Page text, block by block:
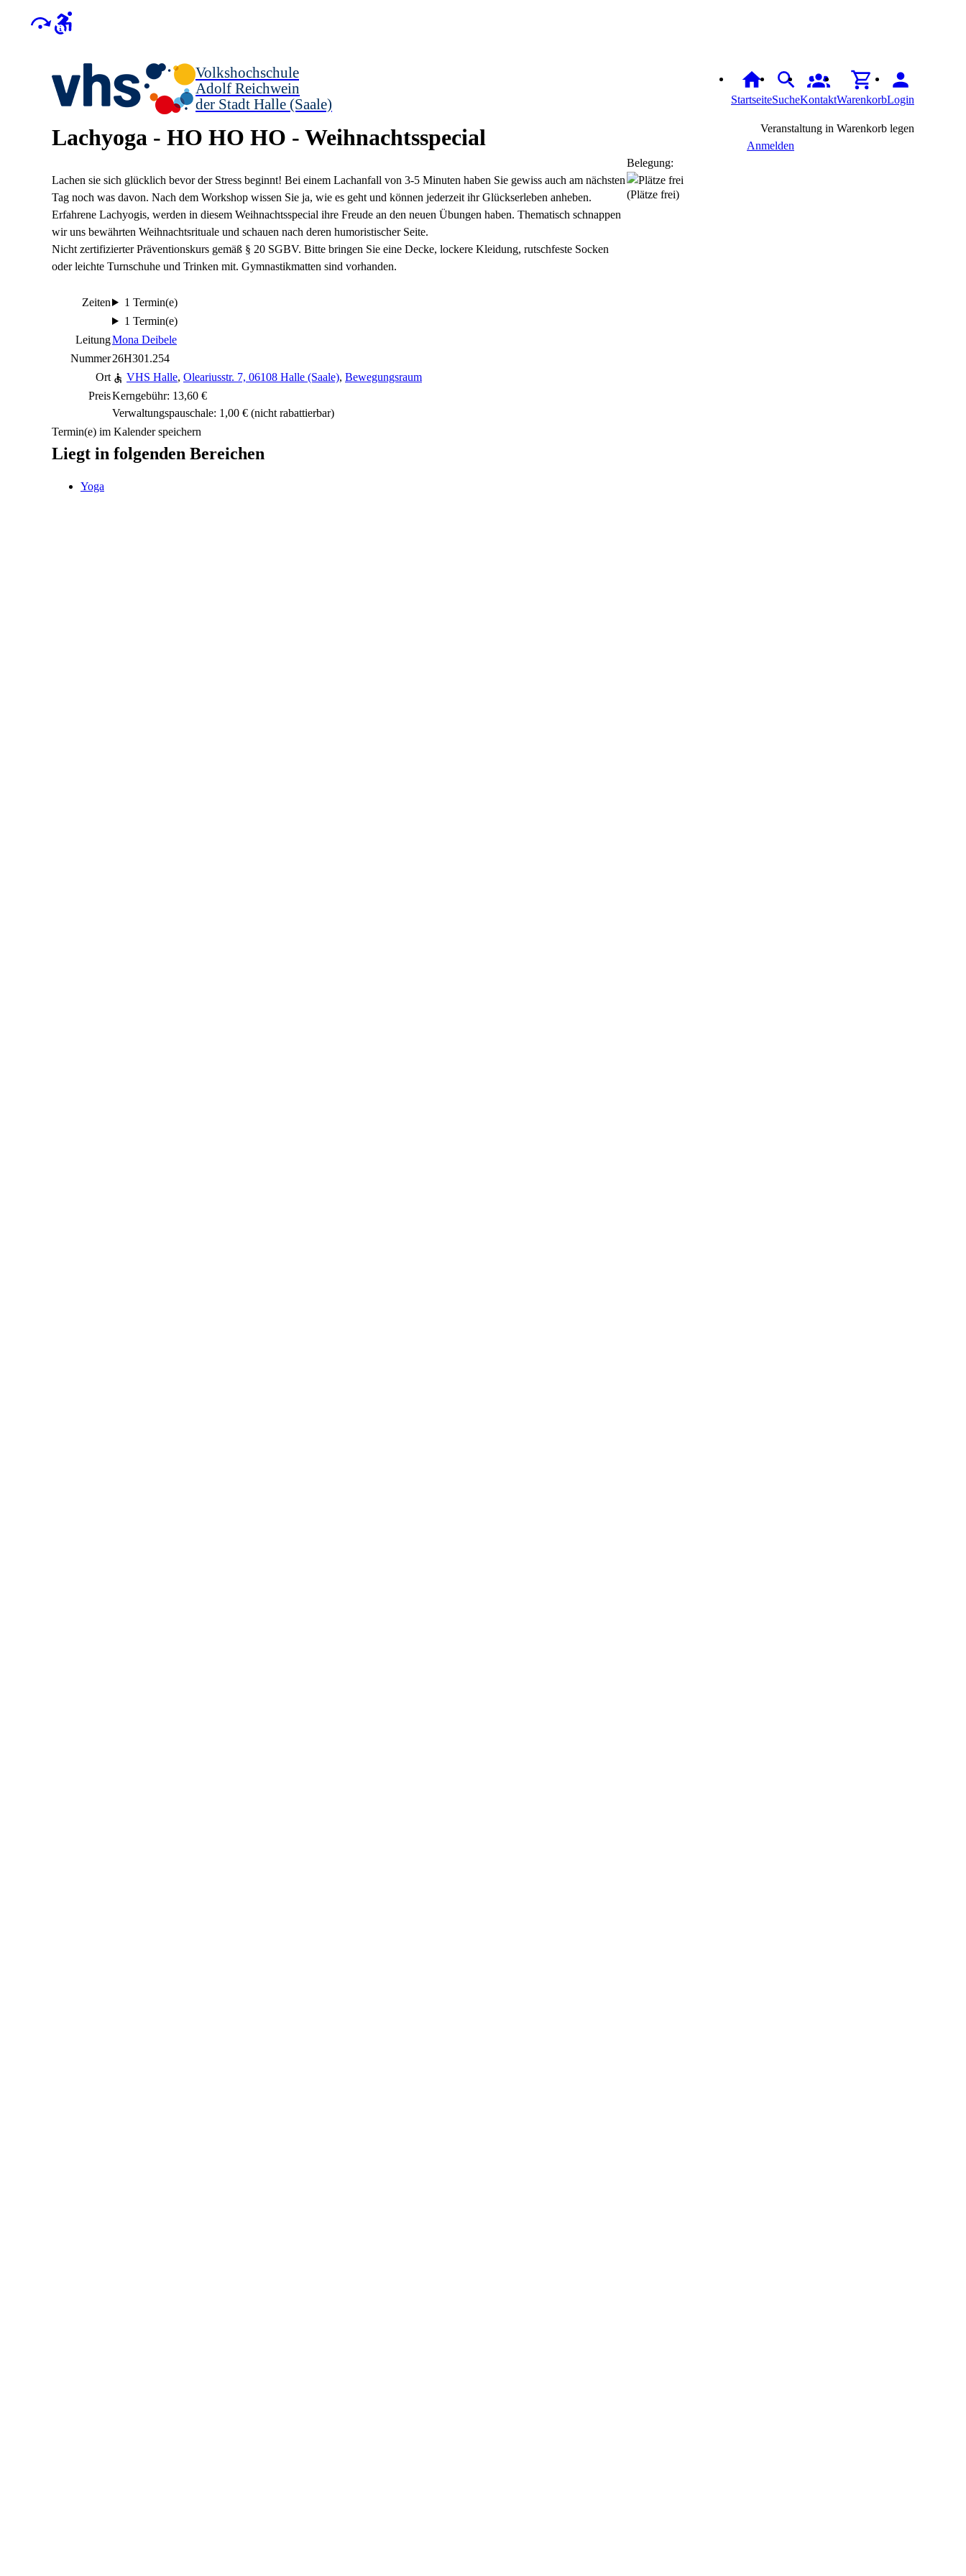
Volkshochschule
Adolf Reichwein
der Stadt Halle (Saale)
StartseiteSucheKontaktWarenkorbLogin
Lachyoga - HO HO HO - Weihnachtsspecial
Lachen sie sich glücklich bevor der Stress beginnt! Bei einem Lachanfall von 3-5 Minuten haben Sie gewiss auch am nächsten
Tag noch was davon. Nach dem Workshop wissen Sie ja, wie es geht und können jederzeit ihr Glückserleben anheben.
Erfahrene Lachyogis, werden in diesem Weihnachtsspecial ihre Freude an den neuen Übungen haben. Thematisch schnappen
wir uns bewährten Weihnachtsrituale und schauen nach deren humoristischer Seite.
Nicht zertifizierter Präventionskurs gemäß § 20 SGBV. Bitte bringen Sie eine Decke, lockere Kleidung, rutschfeste Socken
oder leichte Turnschuhe und Trinken mit. Gymnastikmatten sind vorhanden.
Zeiten
1 Termin(e)
1 Termin(e)
LeitungMona Deibele
Nummer26H301.254
Ort
VHS Halle, Oleariusstr. 7, 06108 Halle (Saale), Bewegungsraum
PreisKerngebühr: 13,60 €
Verwaltungspauschale: 1,00 € (nicht rabattierbar)
Veranstaltung in Warenkorb legen
Anmelden
Belegung:
(Plätze frei)
Termin(e) im Kalender speichern
Liegt in folgenden Bereichen
Yoga